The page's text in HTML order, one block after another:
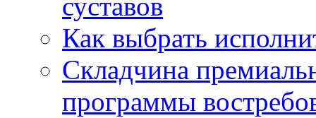
суставов
Как выбрать
Складчина
программы